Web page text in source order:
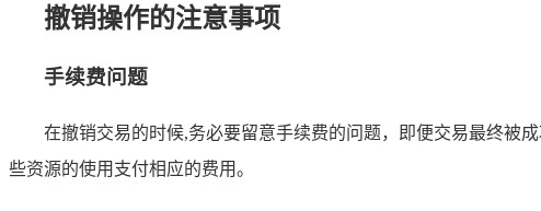
撤销操作的注意事项
手续费问题
在撤销交易的时候,务必要留意手续费的问题，即便交易最终被
些资源的使用支付相应的费用。